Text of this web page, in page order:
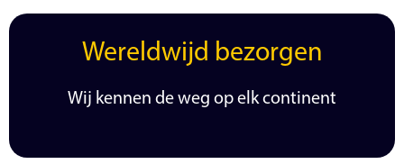
Wereldwijd bezorgen
Wij kennen de weg op elk continent